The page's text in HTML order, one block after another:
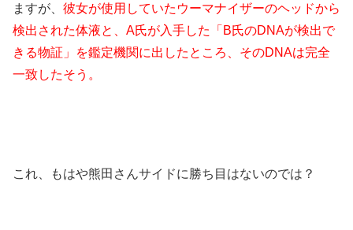
ますが、 彼女が使用していたウーマナイザーのヘッドから
検出された体液と、A氏が入手した「B氏のDNAが検出で
きる物証」を鑑定機関に出したところ、そのDNAは完全
一致したそう。
これ、もはや熊田さんサイドに勝ち目はないのでは？